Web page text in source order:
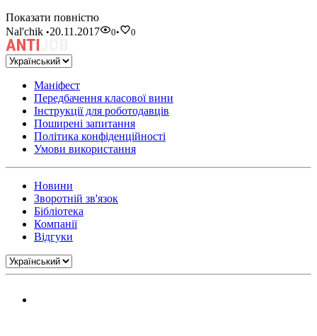
Показати повністю
Nal'chik •20.11.2017 0• 0
Маніфест
Передбачення класової вини
Інструкції для роботодавців
Поширені запитання
Політика конфіденційності
Умови використання
Новини
Зворотній зв'язок
Бібліотека
Компанії
Відгуки